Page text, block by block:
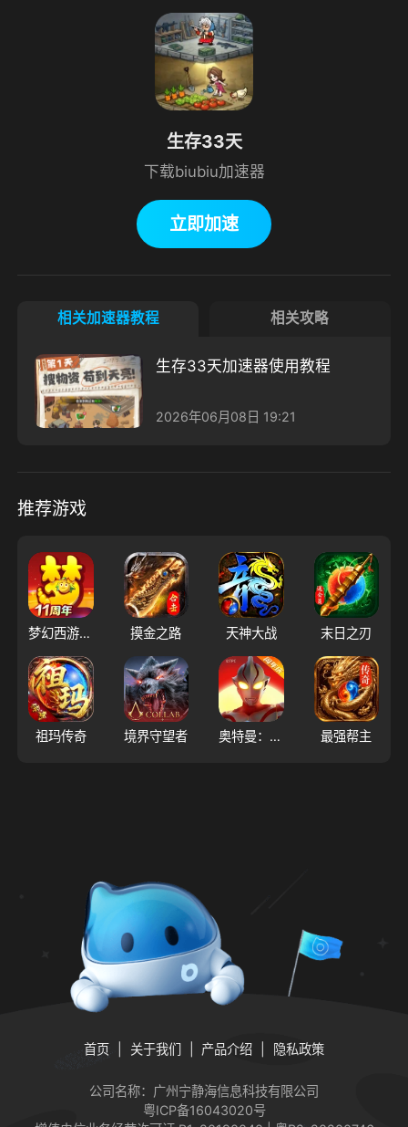
生存33天
下载biubiu加速器
立即加速
相关加速器教程 相关攻略
生存33天加速器使用教程
2026年06月08日 19:21
推荐游戏
梦幻西游（大陆服） 摸金之路 天神大战 末日之刃
祖玛传奇 境界守望者 奥特曼：超时空英雄 最强帮主
首页 关于我们 产品介绍 隐私政策
公司名称：广州宁静海信息科技有限公司
粤ICP备16043020号